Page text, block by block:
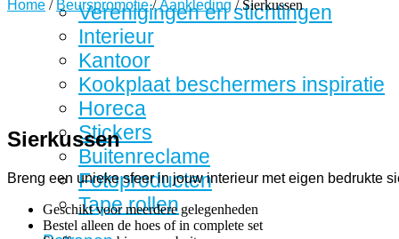
Verenigingen en stichtingen
Interieur
Kantoor
Kookplaat beschermers inspiratie
Horeca
Stickers
Buitenreclame
Fotoproducten
Tape rollen
Home / Beurspromotie/Aankleding / Sierkussen
Sierkussen
Breng een unieke sfeer in jouw interieur met eigen bedrukte
Geschikt voor meerdere gelegenheden
Bestel alleen de hoes of in complete set